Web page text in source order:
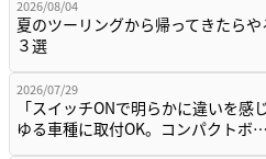
2026/08/04
夏のツーリングから帰ってきたらや
３選
2026/07/29
「スイッチONで明らかに違いを感
ゆる車種に取付OK。コンパクトボ…